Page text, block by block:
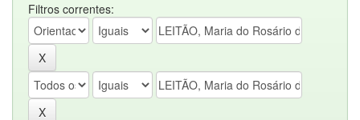
Filtros correntes: